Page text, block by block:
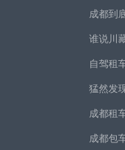
成都到
谁说川
自驾租
猛然发
成都租
成都包